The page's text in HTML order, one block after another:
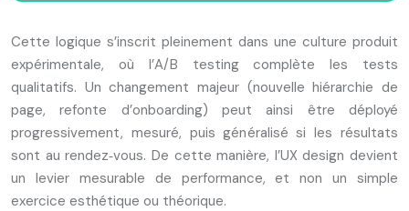
Cette logique s’inscrit pleinement dans une culture produit
expérimentale, où l’A/B testing complète les tests
qualitatifs. Un changement majeur (nouvelle hiérarchie de
page, refonte d’onboarding) peut ainsi être déployé
progressivement, mesuré, puis généralisé si les résultats
sont au rendez‑vous. De cette manière, l’UX design devient
un levier mesurable de performance, et non un simple
exercice esthétique ou théorique.